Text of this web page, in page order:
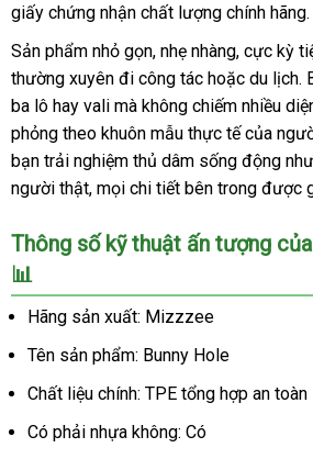
Tay
Gọn
Siêu
Thật
giấy chứng nhận chất lượng chính hãng.
Sản phẩm nhỏ gọn, nhẹ nhàng, cực kỳ
thường xuyên đi công tác hoặc du lịch.
ba lô hay vali mà không chiếm nhiều
phỏng theo khuôn mẫu thực tế của
bạn trải nghiệm thủ dâm sống động
người thật, mọi chi tiết bên trong được
Thông số kỹ thuật ấn tượng
📊
Hãng sản xuất: Mizzzee
Tên sản phẩm: Bunny Hole
Chất liệu chính: TPE tổng hợp an toàn
Có phải nhựa không: Có